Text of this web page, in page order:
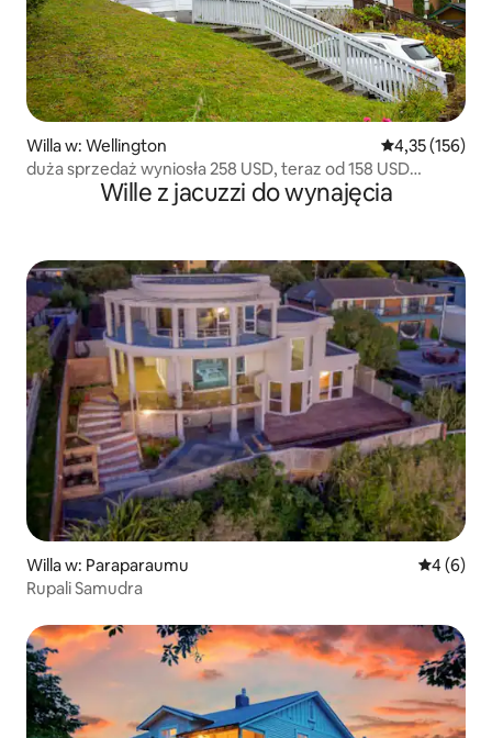
Willa w: Wellington Średnia
4,35 (156)
duża sprzedaż wyniosła 258 USD, teraz od 158 USD
Wille z jacuzzi do wynajęcia
Willa w: Paraparaumu Średnia
4 (6)
Rupali Samudra